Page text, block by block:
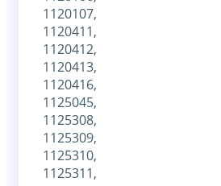
1120107,
1120411,
1120412,
1120413,
1120416,
1125045,
1125308,
1125309,
1125310,
1125311,